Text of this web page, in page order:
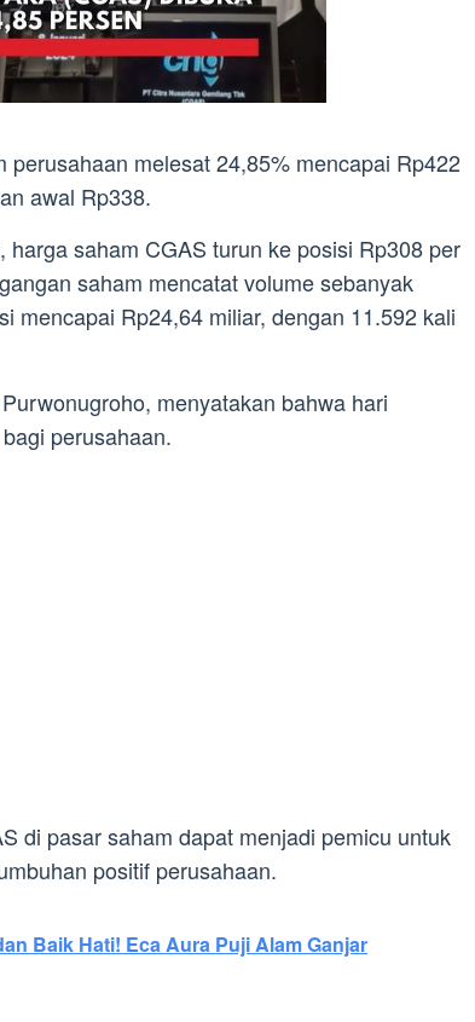
perusahaan melesat 24,85% mencapai Rp422
awal Rp338.
harga saham CGAS turun ke posisi Rp308 per
saham mencatat volume sebanyak
mencapai Rp24,64 miliar, dengan 11.592 kali
menyatakan bahwa hari
perusahaan.
di pasar saham dapat menjadi pemicu untuk
positif perusahaan.
Baik Hati! Eca Aura Puji Alam Ganjar